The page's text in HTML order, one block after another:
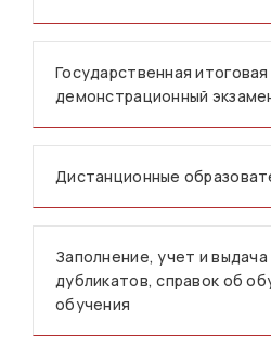
Государственная
демонстрационный
Дистанционные
Заполнение, учет и
дубликатов, справок об
обучения